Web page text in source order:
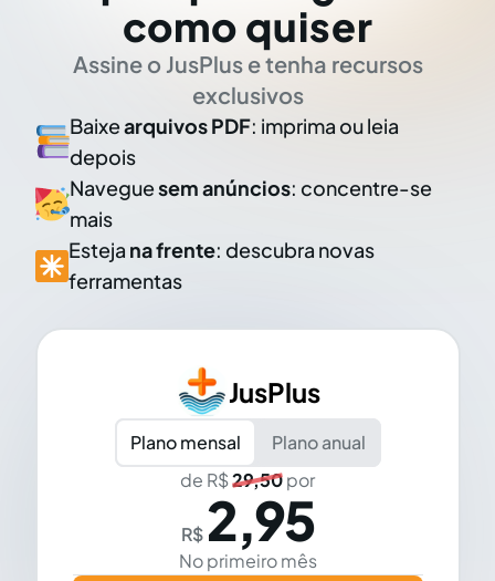
como quiser
Assine o JusPlus e tenha recursos
exclusivos
Baixearquivos PDF: imprima ou leia
depois
Naveguesem anúncios: concentre-se
mais
Esteja na frente: descubra novas
ferramentas
JusPlus
Plano mensal
Plano anual
de R$29,50por
R$ 2,95
No primeiro mês